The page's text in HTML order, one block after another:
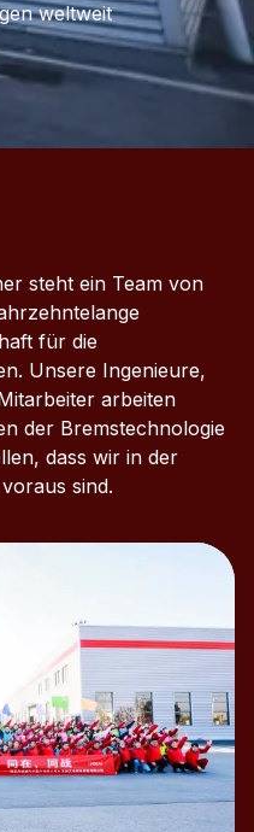
weltweit
steht ein Team von
für die
Unsere Ingenieure,
arbeiten
der Bremstechnologie
dass wir in der
sind.